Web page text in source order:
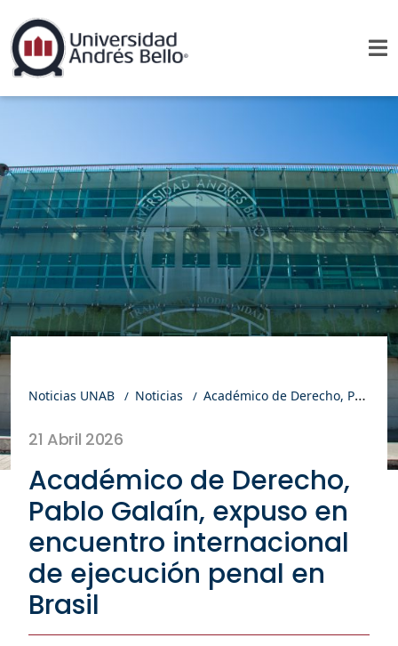
Noticias UNAB Noticias Académico de Derecho, Pablo Galaín, expuso en encuentro internacional de ejecución penal en Brasil
21 Abril 2026
Académico de Derecho,
Pablo Galaín, expuso en
encuentro internacional
de ejecución penal en
Brasil